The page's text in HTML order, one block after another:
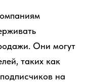
Они могут
таких как
на